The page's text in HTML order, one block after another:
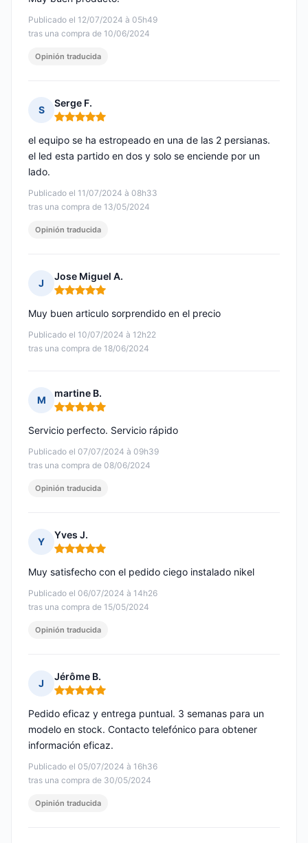
Publicado el 12/07/2024 à 05h49
tras una compra de 10/06/2024
Opinión traducida
S
Serge F.
Nota: 5 de 5
Publicado el 11/07/2024 à 08h33
tras una compra de 13/05/2024
el equipo se ha estropeado en una de las 2 persianas.
el led esta partido en dos y solo se enciende por un
lado.
Opinión traducida
J
Jose Miguel A.
Nota: 5 de 5
Publicado el 10/07/2024 à 12h22
tras una compra de 18/06/2024
Muy buen articulo sorprendido en el precio
M
martine B.
Nota: 5 de 5
Publicado el 07/07/2024 à 09h39
tras una compra de 08/06/2024
Servicio perfecto. Servicio rápido
Opinión traducida
Y
Yves J.
Nota: 5 de 5
Publicado el 06/07/2024 à 14h26
tras una compra de 15/05/2024
Muy satisfecho con el pedido ciego instalado nikel
Opinión traducida
J
Jérôme B.
Nota: 5 de 5
Publicado el 05/07/2024 à 16h36
tras una compra de 30/05/2024
Pedido eficaz y entrega puntual. 3 semanas para un
modelo en stock. Contacto telefónico para obtener
información eficaz.
Opinión traducida